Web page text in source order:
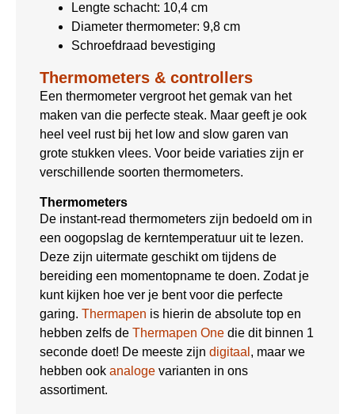
Lengte schacht: 10,4 cm
Diameter thermometer: 9,8 cm
Schroefdraad bevestiging
Thermometers & controllers
Een thermometer vergroot het gemak van het
maken van die perfecte steak. Maar geeft je ook
heel veel rust bij het low and slow garen van
grote stukken vlees. Voor beide variaties zijn er
verschillende soorten thermometers.
Thermometers
De instant-read thermometers zijn bedoeld om in
een oogopslag de kerntemperatuur uit te lezen.
Deze zijn uitermate geschikt om tijdens de
bereiding een momentopname te doen. Zodat je
kunt kijken hoe ver je bent voor die perfecte
garing. Thermapen is hierin de absolute top en
hebben zelfs de Thermapen One die dit binnen 1
seconde doet! De meeste zijn digitaal , maar we
hebben ook analoge varianten in ons
assortiment.